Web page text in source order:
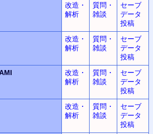
改造・
解析
質問・
雑談
セーブ
データ
投稿
改造・
解析
質問・
雑談
セーブ
データ
投稿
改造・
解析
質問・
雑談
セーブ
データ
投稿
改造・
解析
質問・
雑談
セーブ
データ
投稿